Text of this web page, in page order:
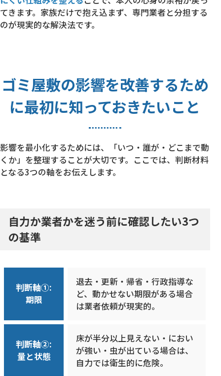
てきます。家族だけで抱え込まず、専門業者と分担する
のが現実的な解決法です。
ゴミ屋敷の影響を改善するため
に最初に知っておきたいこと
影響を最小化するためには、「いつ・誰が・どこまで動
くか」を整理することが大切です。ここでは、判断材料
となる3つの軸をお伝えします。
自力か業者かを迷う前に確認したい3つ
の基準
判断軸①:
期限
退去・更新・帰省・行政指導な
ど、動かせない期限がある場合
は業者依頼が現実的。
判断軸②:
量と状態
床が半分以上見えない・におい
が強い・虫が出ている場合は、
自力では衛生的に危険。